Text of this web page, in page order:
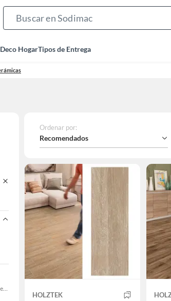
Deco HogarTipos de Entrega
Sodimac Cerrillos, Sodimac Maipú, Sodimac San Miguel, Sodimac El Bosque, Sodimac San Bernardo, Constructor Cantagallo, Sodimac Talagante, Sodimac San Fernando
Ordenar por:
Recomendados
HOLZTEK